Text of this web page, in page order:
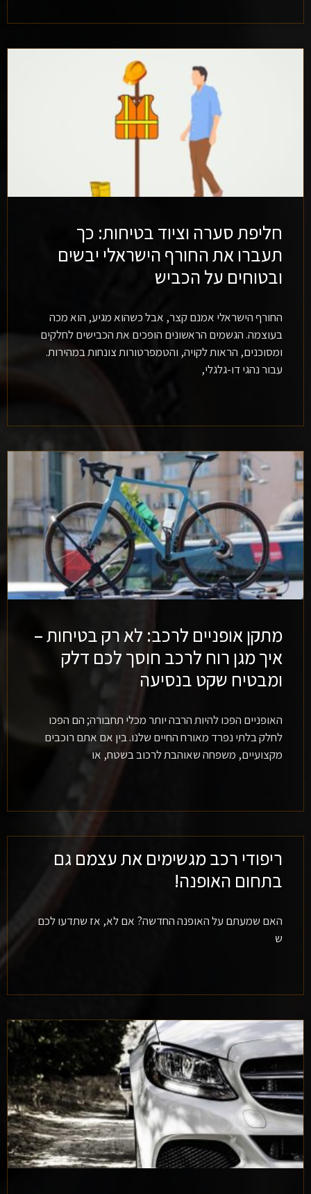
חליפת סערה וציוד בטיחות: כך
תעברו את החורף הישראלי יבשים
ובטוחים על הכביש
החורף הישראלי אמנם קצר, אבל כשהוא מגיע, הוא מכה
בעוצמה. הגשמים הראשונים הופכים את הכבישים לחלקים
ומסוכנים, הראות לקויה, והטמפרטורות צונחות במהירות.
עבור נהגי דו-גלגלי,
מתקן אופניים לרכב: לא רק בטיחות –
איך מגן רוח לרכב חוסך לכם דלק
ומבטיח שקט בנסיעה
האופניים הפכו להיות הרבה יותר מכלי תחבורה; הם הפכו
לחלק בלתי נפרד מאורח החיים שלנו. בין אם אתם רוכבים
מקצועיים, משפחה שאוהבת לרכוב בשטח, או
ריפודי רכב מגשימים את עצמם גם
בתחום האופנה!
האם שמעתם על האופנה החדשה? אם לא, אז שתדעו לכם
ש